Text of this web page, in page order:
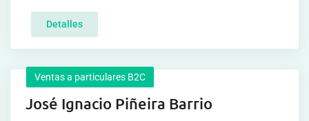
Detalles
Ventas a particulares B2C
José Ignacio Piñeira Barrio